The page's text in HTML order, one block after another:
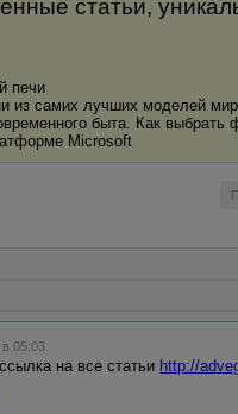
статьи,
печи
из самих лучших моделей
быта. Как выбрать
Microsoft
05:03
на все статьи http://